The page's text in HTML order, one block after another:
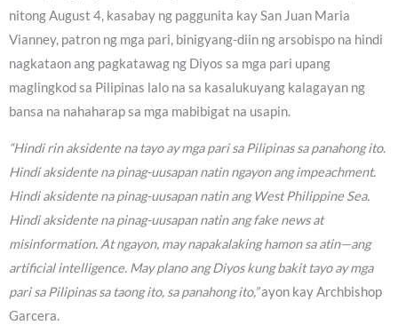
nitong August 4, kasabay ng paggunita kay San Juan Maria
Vianney, patron ng mga pari, binigyang-diin ng arsobispo na hindi
nagkataon ang pagkatawag ng Diyos sa mga pari upang
maglingkod sa Pilipinas lalo na sa kasalukuyang kalagayan ng
bansa na nahaharap sa mga mabibigat na usapin.
“Hindi rin aksidente na tayo ay mga pari sa Pilipinas sa panahong ito.
Hindi aksidente na pinag-uusapan natin ngayon ang impeachment.
Hindi aksidente na pinag-uusapan natin ang West Philippine Sea.
Hindi aksidente na pinag-uusapan natin ang fake news at
misinformation. At ngayon, may napakalaking hamon sa atin—ang
artificial intelligence. May plano ang Diyos kung bakit tayo ay mga
pari sa Pilipinas sa taong ito, sa panahong ito,”ayon kay Archbishop
Garcera.